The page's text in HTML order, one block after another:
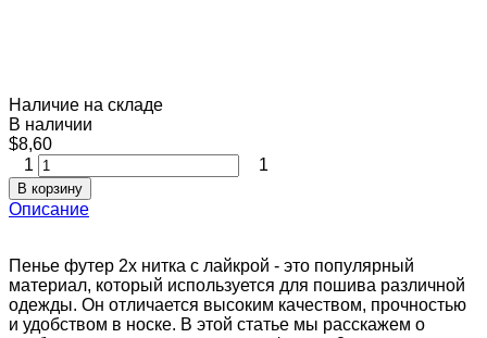
Наличие на складе
В наличии
$8,60
1
1
В корзину
Описание
Пенье футер 2х нитка с лайкрой - это популярный
материал, который используется для пошива различной
одежды. Он отличается высоким качеством, прочностью
и удобством в носке. В этой статье мы расскажем о